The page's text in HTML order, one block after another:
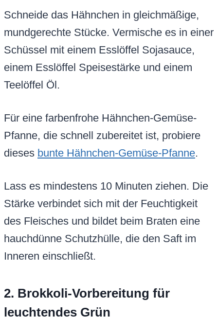
Schneide das Hähnchen in gleichmäßige,
mundgerechte Stücke. Vermische es in einer
Schüssel mit einem Esslöffel Sojasauce,
einem Esslöffel Speisestärke und einem
Teelöffel Öl.
Für eine farbenfrohe Hähnchen-Gemüse-
Pfanne, die schnell zubereitet ist, probiere
dieses bunte Hähnchen-Gemüse-Pfanne.
Lass es mindestens 10 Minuten ziehen. Die
Stärke verbindet sich mit der Feuchtigkeit
des Fleisches und bildet beim Braten eine
hauchdünne Schutzhülle, die den Saft im
Inneren einschließt.
2. Brokkoli-Vorbereitung für
leuchtendes Grün